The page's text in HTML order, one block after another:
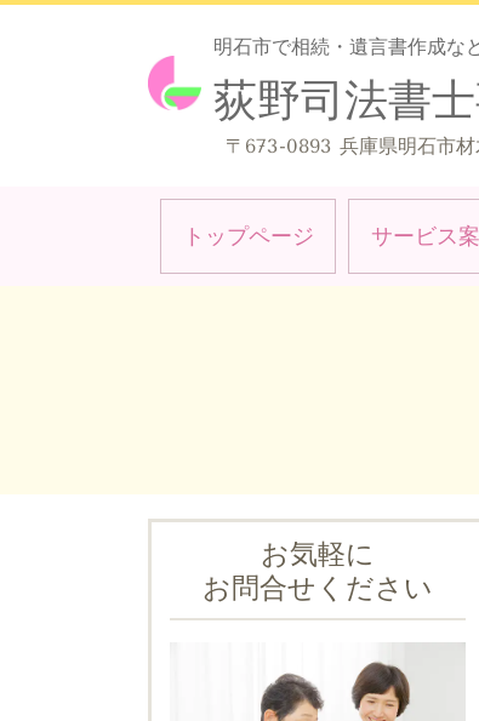
明石市で相続・遺言書作成な
荻野司法書
〒673-0893 兵庫県明石市材木
トップページ サービス
お気軽に
お問合せください